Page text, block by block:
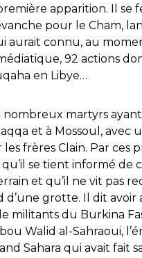
apparition. Il se
pour le Cham,
aurait connu, au
92 actions
en Libye…
nombreux martyrs ayant
et à Mossoul, avec
frères Clain. Par ces
se tient informé de
et qu’il ne vit pas
d’une grotte. Il dit avoir
militants du Burkina
Walid al-Sahraoui,
Sahara qui avait fait